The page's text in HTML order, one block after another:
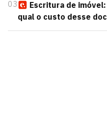
03
Escritura de
qual o custo desse